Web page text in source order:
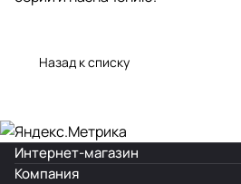
Назад к списку
Интернет-магазин
Компания